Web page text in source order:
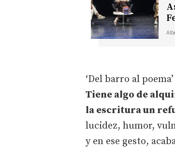
‘Del barro al
Tiene algo de
la escritura un
lucidez, humor,
y en ese gesto,